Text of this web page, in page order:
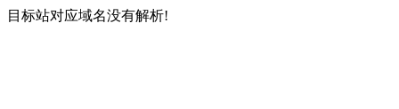
目标站对应域名没有解析!